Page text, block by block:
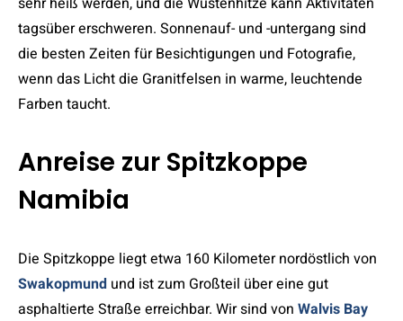
tagsüber erschweren. Sonnenauf- und -untergang sind
die besten Zeiten für Besichtigungen und Fotografie,
wenn das Licht die Granitfelsen in warme, leuchtende
Farben taucht.
Anreise zur Spitzkoppe
Namibia
Die Spitzkoppe liegt etwa 160 Kilometer nordöstlich von
Swakopmund und ist zum Großteil über eine gut
asphaltierte Straße erreichbar. Wir sind von Walvis Bay